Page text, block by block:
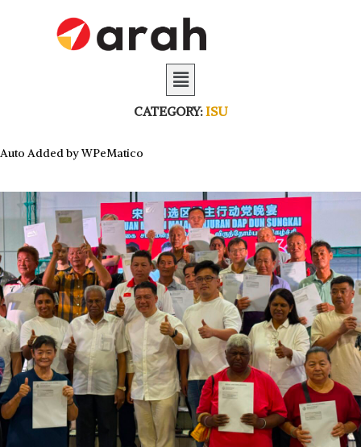
CATEGORY:ISU
Auto Added by WPeMatico